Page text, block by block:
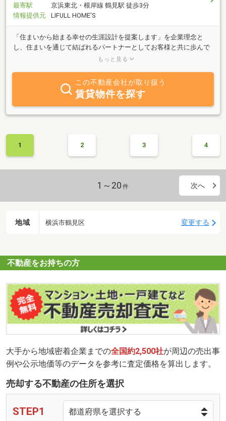
最寄駅
京浜東北・根岸線 鶴見駅 徒歩3分
情報提供元
LIFULL HOME'S
「住まいから始まる幸せの生涯設計を提案します」を企業理念と
し、住まいを通じて結ばれるパートナーとしてお客様と共に歩んで
まいりました。常に豊富な物件を取り揃えておりますので、お気軽
もっと見る
この不動産会社が取り扱う
賃貸物件を探す
1 2 3 4
1～20 件 次へ
地域 横浜市鶴見区 変更する
不動産をお持ちの方
大手から地域密着企業までの全国約2,500社が周辺の売出事
例や公示地価等のデータを参考に査定価格を算出します。
売却する不動産の住所を選択
STEP1